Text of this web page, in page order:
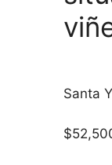
Santa